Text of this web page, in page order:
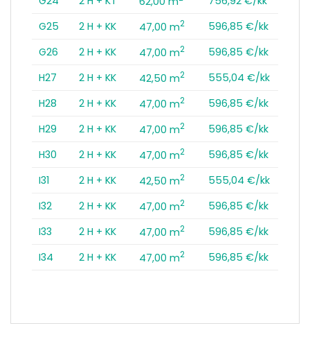
G25
2 H + KK 47,00 m2
596,85 €/kk
G26
2 H + KK 47,00 m2
596,85 €/kk
H27
2 H + KK 42,50 m2
555,04 €/kk
H28
2 H + KK 47,00 m2
596,85 €/kk
H29
2 H + KK 47,00 m2
596,85 €/kk
H30
2 H + KK 47,00 m2
596,85 €/kk
I31
2 H + KK 42,50 m2
555,04 €/kk
I32
2 H + KK 47,00 m2
596,85 €/kk
I33
2 H + KK 47,00 m2
596,85 €/kk
I34
2 H + KK 47,00 m2 596,85 €/kk